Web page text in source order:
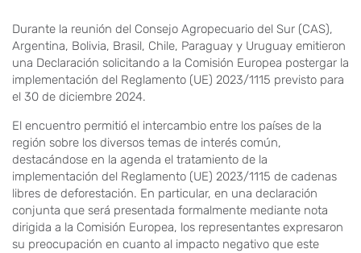
Durante la reunión del Consejo Agropecuario del Sur (CAS),
Argentina, Bolivia, Brasil, Chile, Paraguay y Uruguay emitieron
una Declaración solicitando a la Comisión Europea postergar la
implementación del Reglamento (UE) 2023/1115 previsto para
el 30 de diciembre 2024.
El encuentro permitió el intercambio entre los países de la
región sobre los diversos temas de interés común,
destacándose en la agenda el tratamiento de la
implementación del Reglamento (UE) 2023/1115 de cadenas
libres de deforestación. En particular, en una declaración
conjunta que será presentada formalmente mediante nota
dirigida a la Comisión Europea, los representantes expresaron
su preocupación en cuanto al impacto negativo que este